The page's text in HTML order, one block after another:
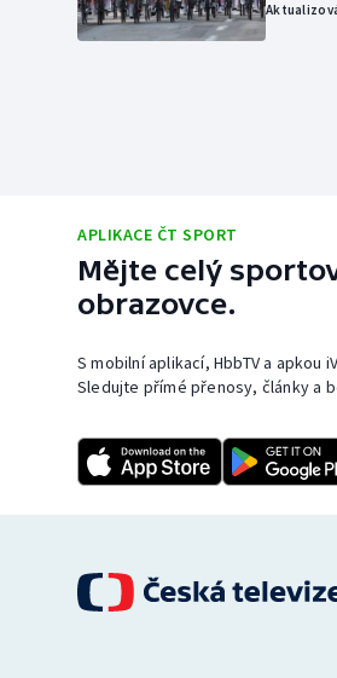
APLIKACE ČT SPORT
Mějte celý
obrazovce.
S mobilní aplikací, HbbTV a
Sledujte přímé přenosy, články a